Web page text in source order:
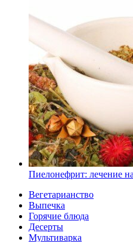
Пиелонефрит: лечение
Вегетарианство
Выпечка
Горячие блюда
Десерты
Мультиварка